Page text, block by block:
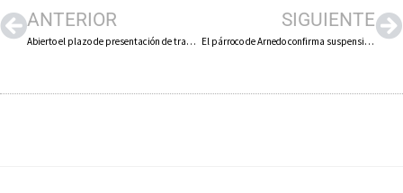
ANTERIOR
Abierto el plazo de presentación de trabajos a los concursos literarios y premio de investigación de Arnedo
SIGUIENTE
El párroco de Arnedo confirma suspensión procesiones de Semana Santa y anuncia la celebración del 460 aniversario llegada de las Clarisas